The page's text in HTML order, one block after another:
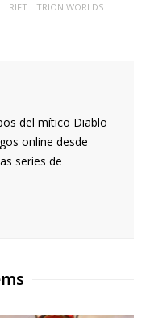
RIFT
TRION WORLDS
del mítico Diablo
online desde
series de